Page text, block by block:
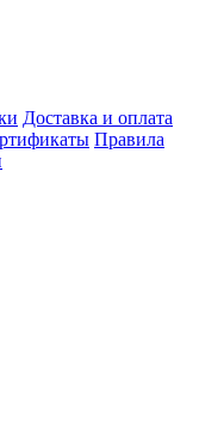
Доставка и оплата
Правила